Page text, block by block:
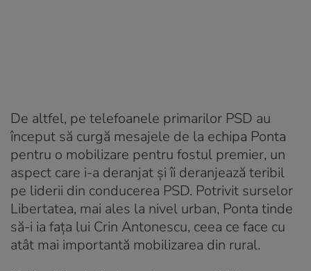
De altfel, pe telefoanele primarilor PSD au
început să curgă mesajele de la echipa Ponta
pentru o mobilizare pentru fostul premier, un
aspect care i-a deranjat și îi deranjează teribil
pe liderii din conducerea PSD. Potrivit surselor
Libertatea, mai ales la nivel urban, Ponta tinde
să-i ia fața lui Crin Antonescu, ceea ce face cu
atât mai importantă mobilizarea din rural.